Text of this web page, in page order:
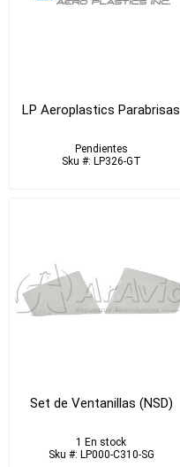
LP Aeroplastics Parabrisas
Pendientes
Sku #: LP326-GT
Set de Ventanillas (NSD)
1 En stock
Sku #: LP000-C310-SG